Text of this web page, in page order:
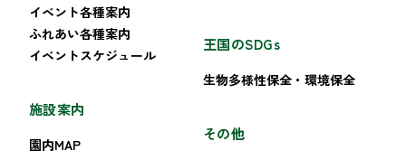
イベント各種案内
ふれあい各種案内
イベントスケジュール
施設案内
園内MAP
王国のSDGs
生物多様性保全・環境保全
その他